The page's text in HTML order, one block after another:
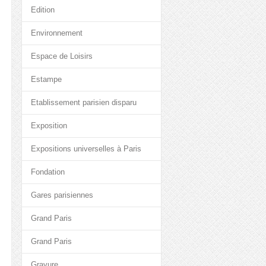
Edition
Environnement
Espace de Loisirs
Estampe
Etablissement parisien disparu
Exposition
Expositions universelles à Paris
Fondation
Gares parisiennes
Grand Paris
Grand Paris